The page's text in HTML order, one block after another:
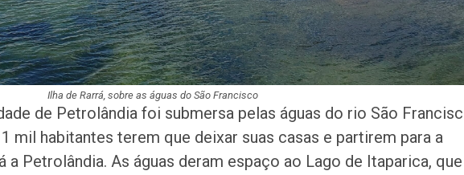
Ilha de Rarrá, sobre as águas do São Francisco
de Petrolândia foi submersa pelas águas do rio São
mil habitantes terem que deixar suas casas e partirem para a
a Petrolândia. As águas deram espaço ao Lago de Itaparica, que